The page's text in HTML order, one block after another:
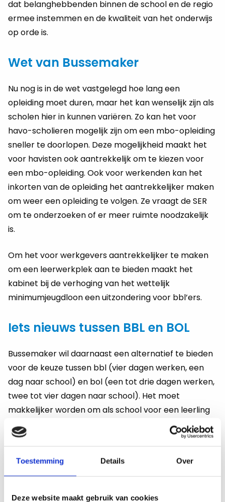
Toestemming Details Over
Deze website maakt gebruik van cookies
dat belanghebbenden binnen de school en de regio
ermee instemmen en de kwaliteit van het onderwijs
op orde is.
Wet van Bussemaker
Nu nog is in de wet vastgelegd hoe lang een
opleiding moet duren, maar het kan wenselijk zijn als
scholen hier in kunnen variëren. Zo kan het voor
havo-scholieren mogelijk zijn om een mbo-opleiding
sneller te doorlopen. Deze mogelijkheid maakt het
voor havisten ook aantrekkelijk om te kiezen voor
een mbo-opleiding. Ook voor werkenden kan het
inkorten van de opleiding het aantrekkelijker maken
om weer een opleiding te volgen. Ze vraagt de SER
om te onderzoeken of er meer ruimte noodzakelijk
is.
Om het voor werkgevers aantrekkelijker te maken
om een leerwerkplek aan te bieden maakt het
kabinet bij de verhoging van het wettelijk
minimumjeugdloon een uitzondering voor bbl’ers.
Iets nieuws tussen BBL en BOL
Bussemaker wil daarnaast een alternatief te bieden
voor de keuze tussen bbl (vier dagen werken, een
dag naar school) en bol (een tot drie dagen werken,
twee tot vier dagen naar school). Het moet
makkelijker worden om als school voor een leerling
een mix van praktijk en theorie op maat samen te
stellen. Binnen lopende experimenten met
mogelijkheden, maar de minister wil bezien of er
meer werk gemaakt kan worden van hydride
onderwijsvormen. (Bron:Nationale Onderwijsgids